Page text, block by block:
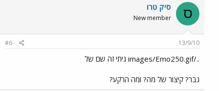
ס סיק טרו
New member
13/9/10
#6
../images/Emo250.gif גיתי זה שם של
גבר? קיצור של מה? ומה הרקע?